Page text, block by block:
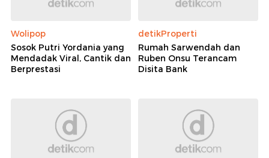
Wolipop
Sosok Putri Yordania yang
Mendadak Viral, Cantik dan
Berprestasi
detikProperti
Rumah Sarwendah dan
Ruben Onsu Terancam
Disita Bank